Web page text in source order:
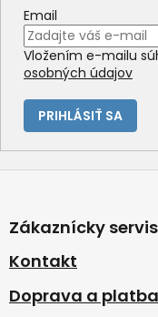
Email
Vložením e-mailu
osobných údajov
PRIHLÁSIŤ SA
p
ä
e
Zákaznícky servis
Kontakt
Doprava a platba